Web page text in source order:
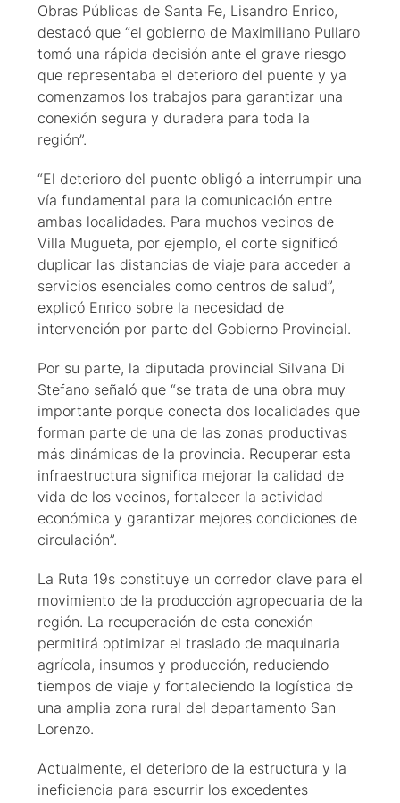
Obras Públicas de Santa Fe, Lisandro Enrico,
destacó que “el gobierno de Maximiliano Pullaro
tomó una rápida decisión ante el grave riesgo
que representaba el deterioro del puente y ya
comenzamos los trabajos para garantizar una
conexión segura y duradera para toda la
región”.
“El deterioro del puente obligó a interrumpir una
vía fundamental para la comunicación entre
ambas localidades. Para muchos vecinos de
Villa Mugueta, por ejemplo, el corte significó
duplicar las distancias de viaje para acceder a
servicios esenciales como centros de salud”,
explicó Enrico sobre la necesidad de
intervención por parte del Gobierno Provincial.
Por su parte, la diputada provincial Silvana Di
Stefano señaló que “se trata de una obra muy
importante porque conecta dos localidades que
forman parte de una de las zonas productivas
más dinámicas de la provincia. Recuperar esta
infraestructura significa mejorar la calidad de
vida de los vecinos, fortalecer la actividad
económica y garantizar mejores condiciones de
circulación”.
La Ruta 19s constituye un corredor clave para el
movimiento de la producción agropecuaria de la
región. La recuperación de esta conexión
permitirá optimizar el traslado de maquinaria
agrícola, insumos y producción, reduciendo
tiempos de viaje y fortaleciendo la logística de
una amplia zona rural del departamento San
Lorenzo.
Actualmente, el deterioro de la estructura y la
ineficiencia para escurrir los excedentes